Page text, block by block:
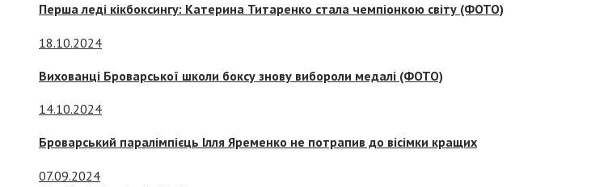
Перша леді кікбоксингу: Катерина Титаренко стала чемпіонкою світу (ФОТО)
18.10.2024
Вихованці Броварської школи боксу знову вибороли медалі (ФОТО)
14.10.2024
Броварський паралімпієць Ілля Яременко не потрапив до вісімки кращих
07.09.2024